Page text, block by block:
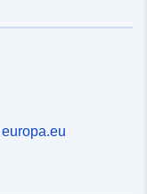
europa.eu